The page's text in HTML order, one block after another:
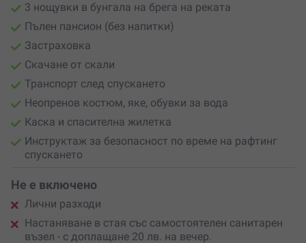
3 нощувки в бунгала на брега на реката
Пълен пансион (без напитки)
Застраховка
Скачане от скали
Транспорт след спускането
Неопренов костюм, яке, обувки за вода
Каска и спасителна жилетка
Инструктаж за безопасност по време на рафтинг
спускането
Не е включено
Лични разходи
Настаняване в стая със самостоятелен санитарен
възел - с доплащане 20 лв. на вечер.